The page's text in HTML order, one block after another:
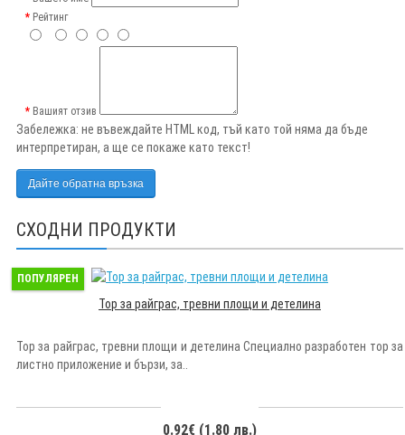
Рейтинг
Вашият отзив
Забележка: не въвеждайте HTML код, тъй като той няма да бъде
интерпретиран, а ще се покаже като текст!
Дайте обратна връзка
СХОДНИ ПРОДУКТИ
ПОПУЛЯРЕН
Тор за райграс, тревни площи и детелина
Тор за райграс, тревни площи и детелина Специално разработен тор за
листно приложение и бързи, за..
0.92€ (1.80 лв.)